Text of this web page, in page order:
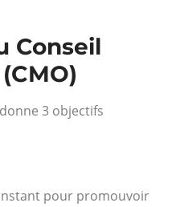
Conseil
3 objectifs
pour promouvoir